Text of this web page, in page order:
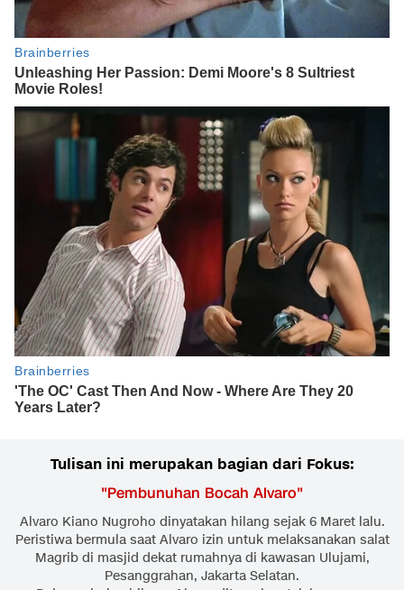
Tulisan ini merupakan bagian dari Fokus:
"Pembunuhan Bocah Alvaro"
Alvaro Kiano Nugroho dinyatakan hilang sejak 6 Maret lalu.
Peristiwa bermula saat Alvaro izin untuk melaksanakan salat
Magrib di masjid dekat rumahnya di kawasan Ulujami,
Pesanggrahan, Jakarta Selatan.